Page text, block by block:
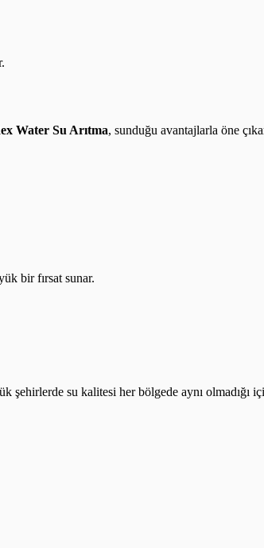
Water Su Arıtma, sunduğu avantajlarla öne
bir fırsat sunar.
su kalitesi her bölgede aynı olmadığı